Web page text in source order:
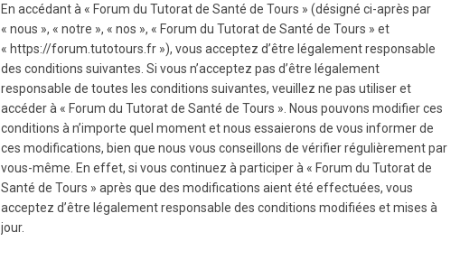
En accédant à « Forum du Tutorat de Santé de Tours » (désigné ci-après par
« nous », « notre », « nos », « Forum du Tutorat de Santé de Tours » et
« https://forum.tutotours.fr »), vous acceptez d’être légalement responsable
des conditions suivantes. Si vous n’acceptez pas d’être légalement
responsable de toutes les conditions suivantes, veuillez ne pas utiliser et
accéder à « Forum du Tutorat de Santé de Tours ». Nous pouvons modifier ces
conditions à n’importe quel moment et nous essaierons de vous informer de
ces modifications, bien que nous vous conseillons de vérifier régulièrement par
vous-même. En effet, si vous continuez à participer à « Forum du Tutorat de
Santé de Tours » après que des modifications aient été effectuées, vous
acceptez d’être légalement responsable des conditions modifiées et mises à
jour.